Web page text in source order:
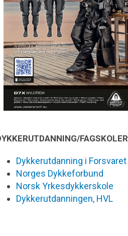
FAGSKOLER
Dykkerutdanning i Forsvaret
Norges Dykkeforbund
Norsk Yrkesdykkerskole
Dykkerutdanningen, HVL